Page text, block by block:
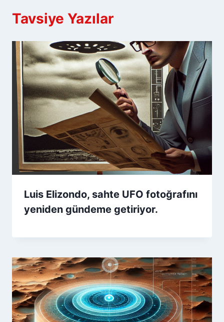
Tavsiye Yazılar
Luis Elizondo, sahte UFO fotoğrafını
yeniden gündeme getiriyor.